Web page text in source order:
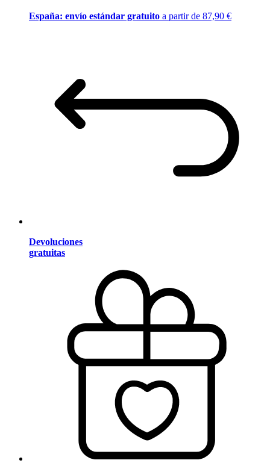
España: envío estándar gratuito a partir de 87,90 €
Devoluciones
gratuitas